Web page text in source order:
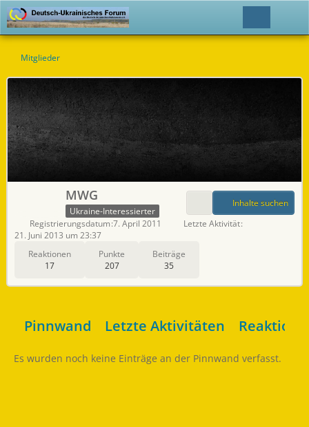
Mitglieder
MWG
Ukraine-Interessierter
Reaktionen
17
Punkte
207
Beiträge
35
Inhalte suchen
Registrierungsdatum 7. April 2011
Letzte Aktivität
21. Juni 2013 um 23:37
Pinnwand Letzte Aktivitäten
Es wurden noch keine Einträge an der Pinnwand verfasst.